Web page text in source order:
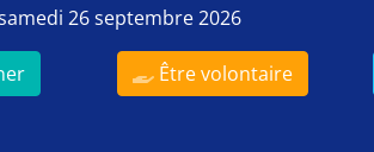
26 septembre 2026
Être volontaire